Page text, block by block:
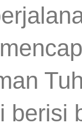
berisi